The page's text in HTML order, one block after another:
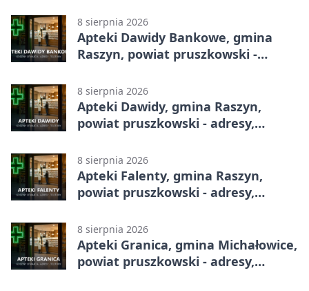
8 sierpnia 2026
Apteki Dawidy Bankowe, gmina
Raszyn, powiat pruszkowski -
8 sierpnia 2026
Apteki Dawidy, gmina Raszyn,
powiat pruszkowski - adresy,
8 sierpnia 2026
Apteki Falenty, gmina Raszyn,
powiat pruszkowski - adresy,
8 sierpnia 2026
Apteki Granica, gmina Michałowice,
powiat pruszkowski - adresy,